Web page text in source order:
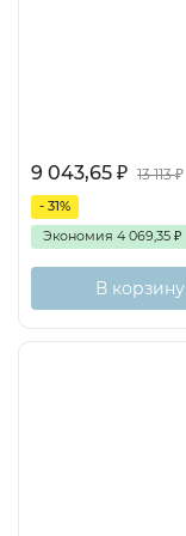
9 043,65 ₽ 13 113₽
- 31%
Экономия 4 069,35 ₽
В корзину